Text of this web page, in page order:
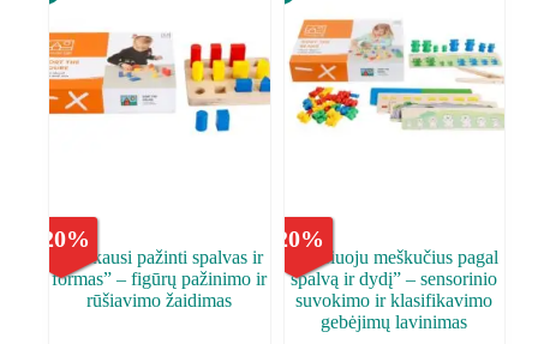
20%
,,Mokausi pažinti spalvas ir
formas” – figūrų pažinimo ir
rūšiavimo žaidimas
20%
,,Rūšiuoju meškučius pagal
spalvą ir dydį” – sensorinio
suvokimo ir klasifikavimo
gebėjimų lavinimas